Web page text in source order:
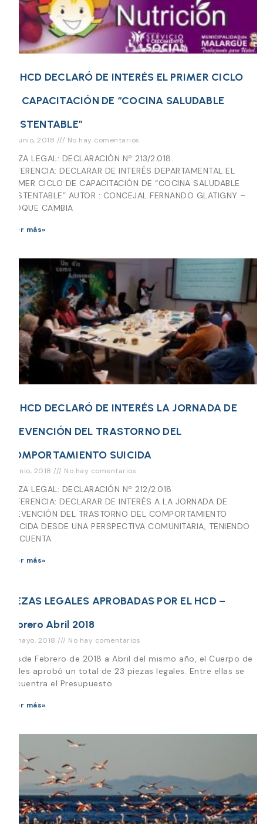
EL HCD DECLARÓ DE INTERÉS EL PRIMER CICLO
DE CAPACITACIÓN DE “COCINA SALUDABLE
SUSTENTABLE”
10 junio, 2018 No hay comentarios
PIEZA LEGAL: DECLARACIÓN Nº 213/2.018.
REFERENCIA: DECLARAR DE INTERÉS DEPARTAMENTAL EL
PRIMER CICLO DE CAPACITACIÓN DE “COCINA SALUDABLE
SUSTENTABLE” AUTOR : CONCEJAL FERNANDO GLATIGNY –
BLOQUE CAMBIA
Leer más»
EL HCD DECLARÓ DE INTERÉS LA JORNADA DE
PREVENCIÓN DEL TRASTORNO DEL
COMPORTAMIENTO SUICIDA
9 junio, 2018 No hay comentarios
PIEZA LEGAL: DECLARACIÓN Nº 212/2.018
REFERENCIA: DECLARAR DE INTERÉS A LA JORNADA DE
PREVENCIÓN DEL TRASTORNO DEL COMPORTAMIENTO
SUICIDA DESDE UNA PERSPECTIVA COMUNITARIA, TENIENDO
EN CUENTA
Leer más»
PIEZAS LEGALES APROBADAS POR EL HCD –
Febrero Abril 2018
31 mayo, 2018 No hay comentarios
Desde Febrero de 2018 a Abril del mismo año, el Cuerpo de
Ediles aprobó un total de 23 piezas legales. Entre ellas se
encuentra el Presupuesto
Leer más»